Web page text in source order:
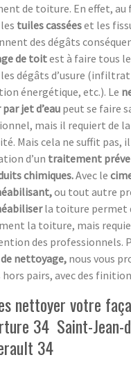
de toiture. En effet, au
tuiles casséeset les
des dégâts
de toitest à faire tous
dégâts d’usure
énergétique, etc.). Le
jet d’eau peut se faire
mais il requiert de
Mais cela ne suffit pas,
d’un traitement
chimiques.Avec le
ou tout autre
la toiture permet
la toiture, mais
des professionnels.
nettoyage,nous vous
hors pairs, avec des
nettoyer votre
34 Saint-Jean-
34